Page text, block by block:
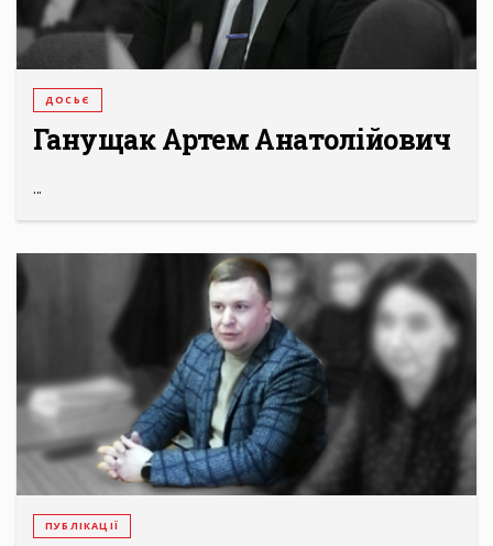
ДОСЬЄ
Ганущак Артем Анатолійович
...
ПУБЛІКАЦІЇ